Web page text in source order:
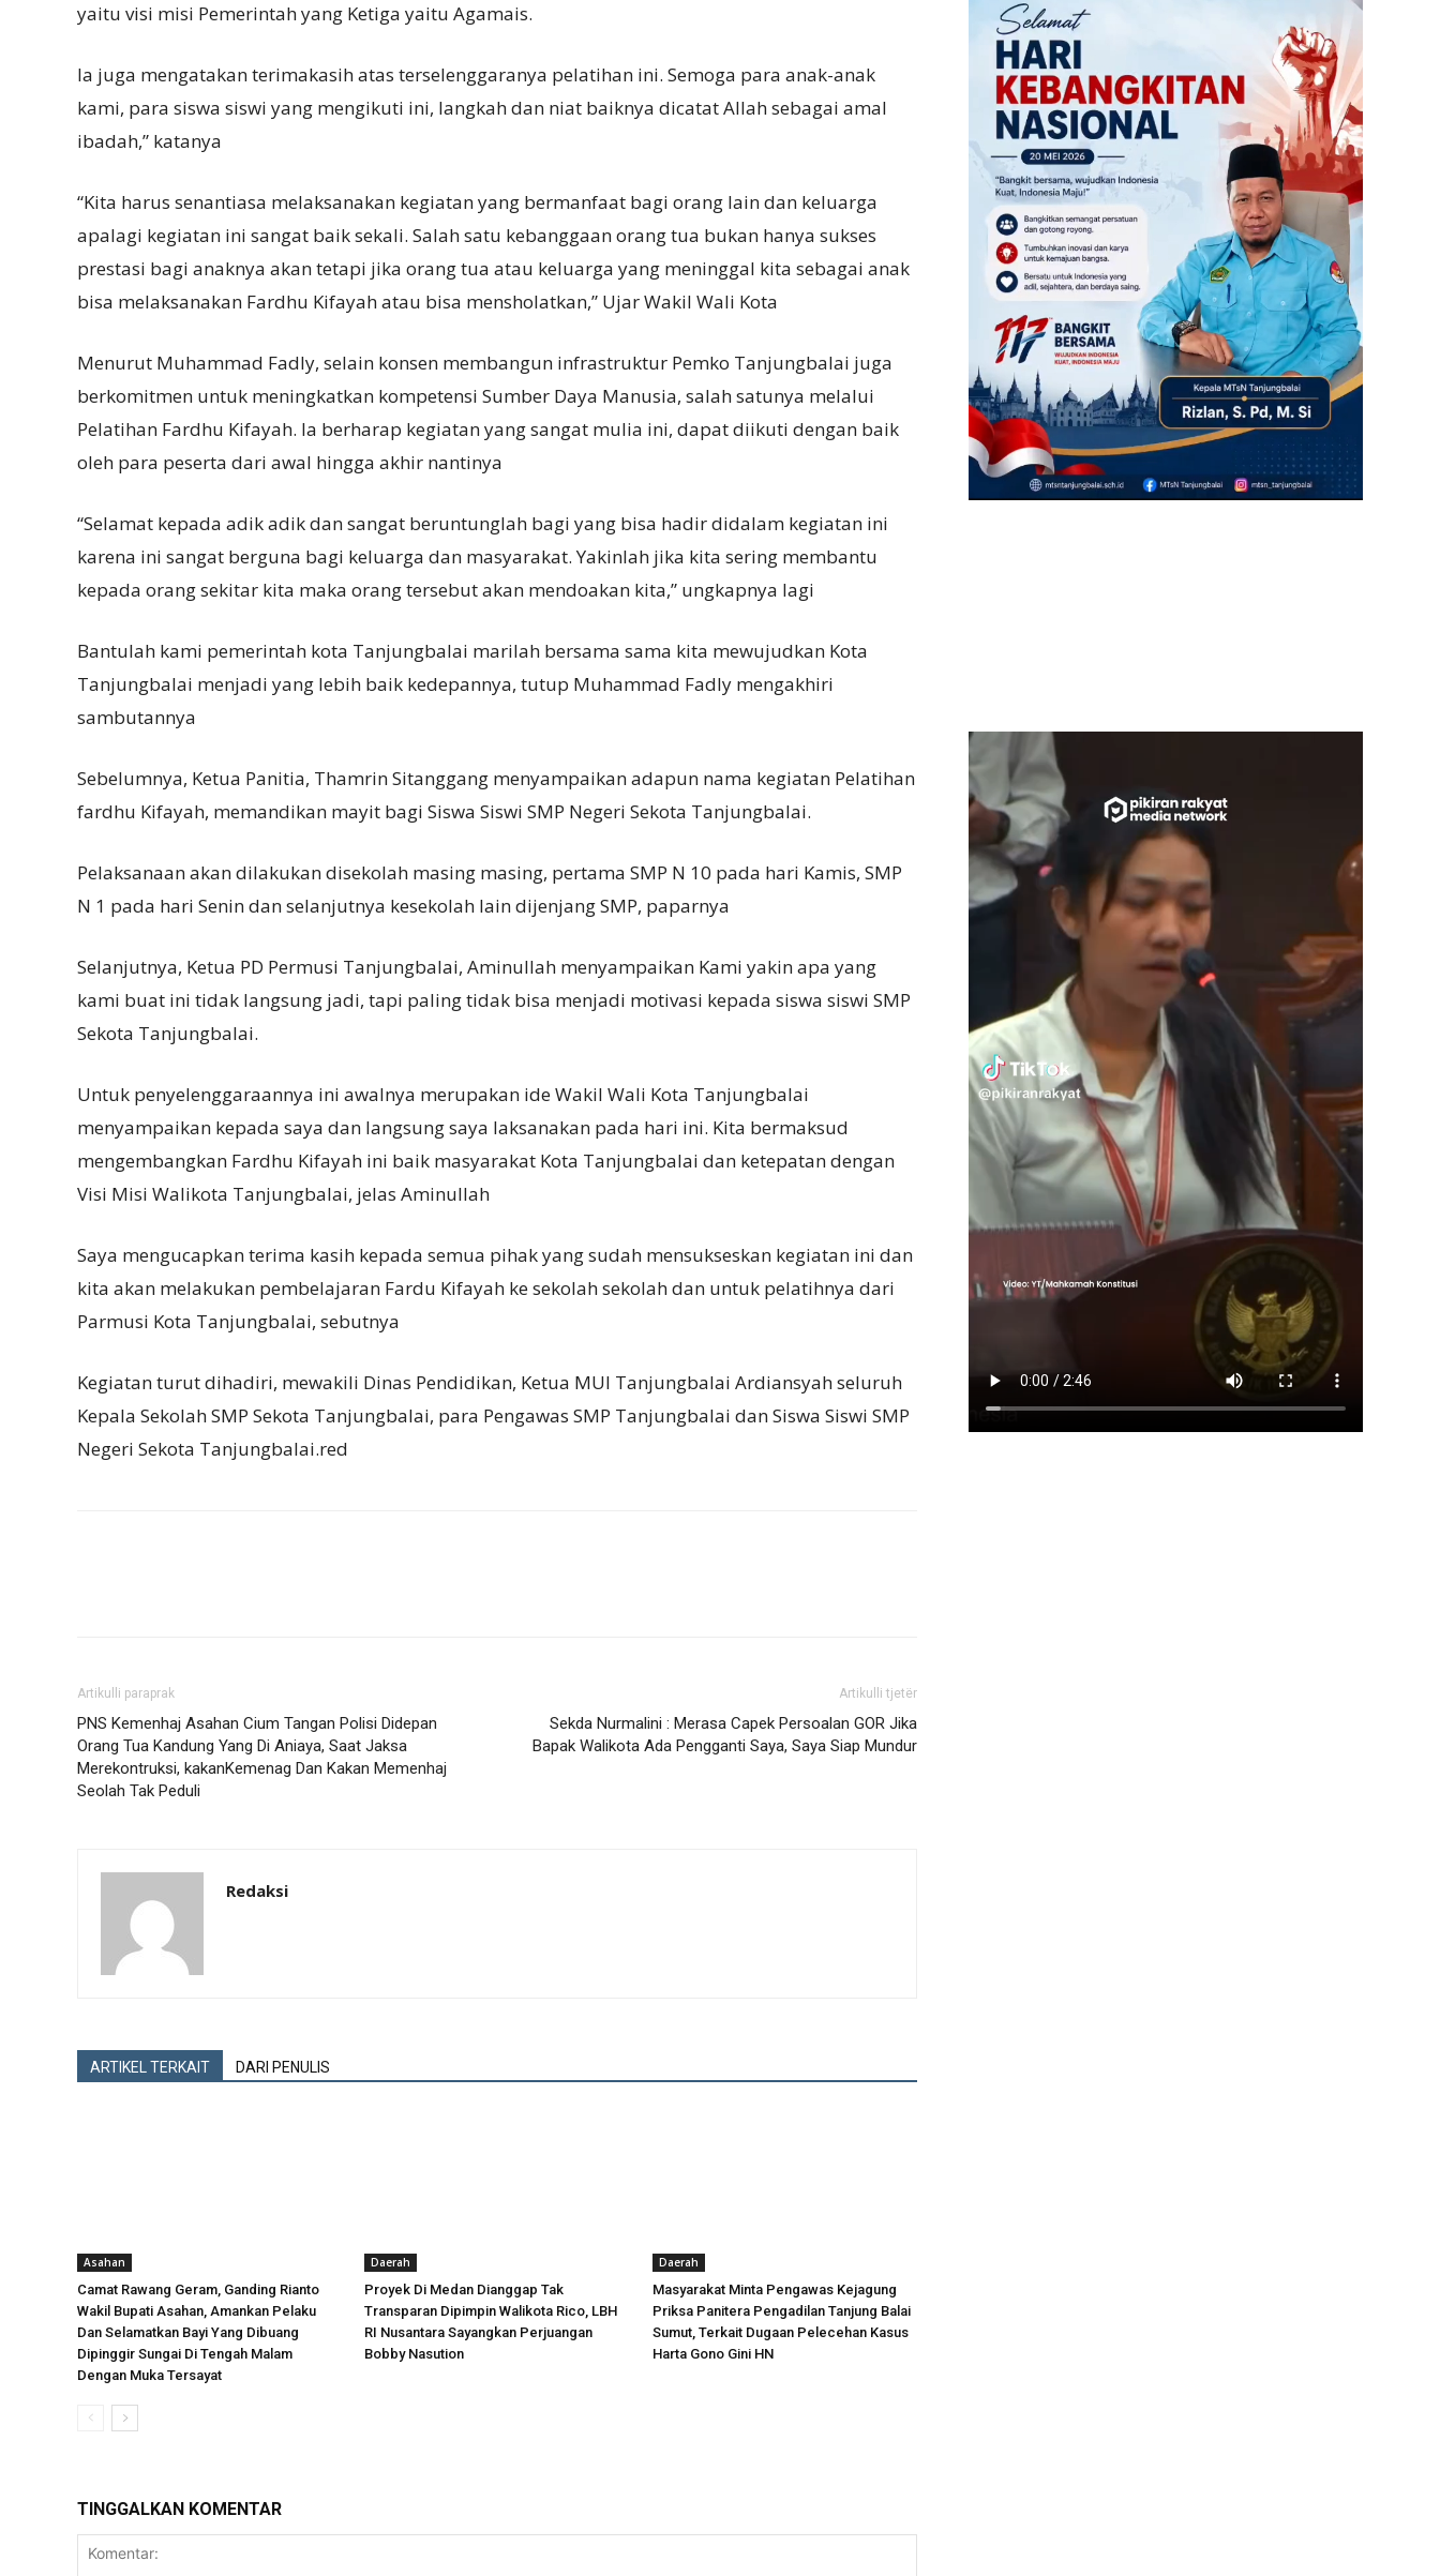
yaitu visi misi Pemerintah yang Ketiga yaitu Agamais.
Ia juga mengatakan terimakasih atas terselenggaranya pelatihan ini. Semoga para anak-anak
kami, para siswa siswi yang mengikuti ini, langkah dan niat baiknya dicatat Allah sebagai amal
ibadah,” katanya
“Kita harus senantiasa melaksanakan kegiatan yang bermanfaat bagi orang lain dan keluarga
apalagi kegiatan ini sangat baik sekali. Salah satu kebanggaan orang tua bukan hanya sukses
prestasi bagi anaknya akan tetapi jika orang tua atau keluarga yang meninggal kita sebagai anak
bisa melaksanakan Fardhu Kifayah atau bisa mensholatkan,” Ujar Wakil Wali Kota
Menurut Muhammad Fadly, selain konsen membangun infrastruktur Pemko Tanjungbalai juga
berkomitmen untuk meningkatkan kompetensi Sumber Daya Manusia, salah satunya melalui
Pelatihan Fardhu Kifayah. Ia berharap kegiatan yang sangat mulia ini, dapat diikuti dengan baik
oleh para peserta dari awal hingga akhir nantinya
“Selamat kepada adik adik dan sangat beruntunglah bagi yang bisa hadir didalam kegiatan ini
karena ini sangat berguna bagi keluarga dan masyarakat. Yakinlah jika kita sering membantu
kepada orang sekitar kita maka orang tersebut akan mendoakan kita,” ungkapnya lagi
Bantulah kami pemerintah kota Tanjungbalai marilah bersama sama kita mewujudkan Kota
Tanjungbalai menjadi yang lebih baik kedepannya, tutup Muhammad Fadly mengakhiri
sambutannya
Sebelumnya, Ketua Panitia, Thamrin Sitanggang menyampaikan adapun nama kegiatan Pelatihan
fardhu Kifayah, memandikan mayit bagi Siswa Siswi SMP Negeri Sekota Tanjungbalai.
Pelaksanaan akan dilakukan disekolah masing masing, pertama SMP N 10 pada hari Kamis, SMP
N 1 pada hari Senin dan selanjutnya kesekolah lain dijenjang SMP, paparnya
Selanjutnya, Ketua PD Permusi Tanjungbalai, Aminullah menyampaikan Kami yakin apa yang
kami buat ini tidak langsung jadi, tapi paling tidak bisa menjadi motivasi kepada siswa siswi SMP
Sekota Tanjungbalai.
Untuk penyelenggaraannya ini awalnya merupakan ide Wakil Wali Kota Tanjungbalai
menyampaikan kepada saya dan langsung saya laksanakan pada hari ini. Kita bermaksud
mengembangkan Fardhu Kifayah ini baik masyarakat Kota Tanjungbalai dan ketepatan dengan
Visi Misi Walikota Tanjungbalai, jelas Aminullah
Saya mengucapkan terima kasih kepada semua pihak yang sudah mensukseskan kegiatan ini dan
kita akan melakukan pembelajaran Fardu Kifayah ke sekolah sekolah dan untuk pelatihnya dari
Parmusi Kota Tanjungbalai, sebutnya
Kegiatan turut dihadiri, mewakili Dinas Pendidikan, Ketua MUI Tanjungbalai Ardiansyah seluruh
Kepala Sekolah SMP Sekota Tanjungbalai, para Pengawas SMP Tanjungbalai dan Siswa Siswi SMP
Negeri Sekota Tanjungbalai.red
Artikulli paraprak
PNS Kemenhaj Asahan Cium Tangan Polisi Didepan
Orang Tua Kandung Yang Di Aniaya, Saat Jaksa
Merekontruksi, kakanKemenag Dan Kakan Memenhaj
Seolah Tak Peduli
Artikulli tjetër
Sekda Nurmalini : Merasa Capek Persoalan GOR Jika
Bapak Walikota Ada Pengganti Saya, Saya Siap Mundur
Redaksi
ARTIKEL TERKAIT DARI PENULIS
Asahan
Camat Rawang Geram, Ganding Rianto
Wakil Bupati Asahan, Amankan Pelaku
Dan Selamatkan Bayi Yang Dibuang
Dipinggir Sungai Di Tengah Malam
Dengan Muka Tersayat
Daerah
Proyek Di Medan Dianggap Tak
Transparan Dipimpin Walikota Rico, LBH
RI Nusantara Sayangkan Perjuangan
Bobby Nasution
Daerah
Masyarakat Minta Pengawas Kejagung
Priksa Panitera Pengadilan Tanjung Balai
Sumut, Terkait Dugaan Pelecehan Kasus
Harta Gono Gini HN
TINGGALKAN KOMENTAR